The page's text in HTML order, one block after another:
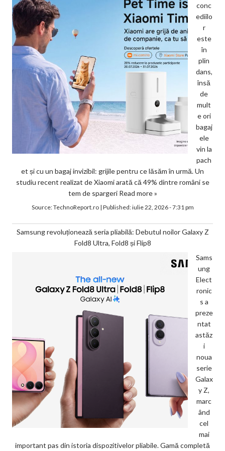
conc
ediilo
r
este
în
plin
dans,
însă
de
mult
e ori
bagaj
ele
vin la
pach
et și cu un bagaj invizibil: grijile pentru ce lăsăm în urmă. Un
studiu recent realizat de Xiaomi arată că 49% dintre români se
tem de spargeri Read more »
Source:TechnoReport.ro| Published:iulie 22, 2026 - 7:31 pm
Samsung revoluționează seria pliabilă: Debutul noilor Galaxy Z
Fold8 Ultra, Fold8 și Flip8
Sams
ung
Elect
ronic
s a
preze
ntat
astăz
i
noua
serie
Galax
y Z,
marc
ând
cel
mai
important pas din istoria dispozitivelor pliabile. Gamă completă